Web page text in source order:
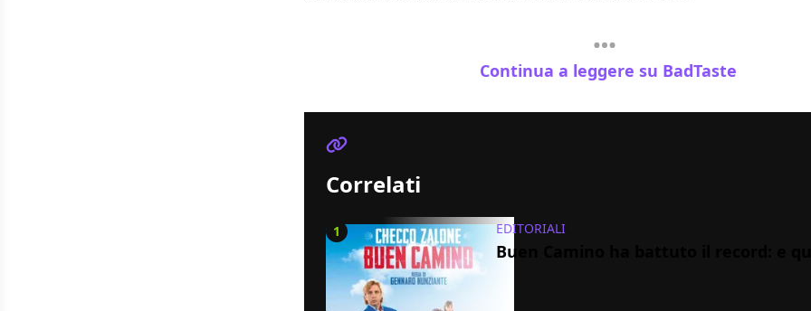
Continua a leggere su BadTaste
Correlati
1 EDITORIALI
Buen Camino ha battuto il record: e